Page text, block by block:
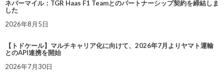
ネバーマイル：TGR Haas F1 Teamとのパートナーシップ契約を締結しま
した
2026年8月5日
【トドケール】マルチキャリア化に向けて、2026年7月よりヤマト運輸
とのAPI連携を開始
2026年7月30日